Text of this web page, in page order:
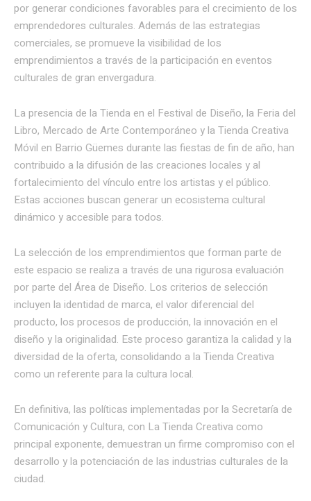
por generar condiciones favorables para el crecimiento de los
emprendedores culturales. Además de las estrategias
comerciales, se promueve la visibilidad de los
emprendimientos a través de la participación en eventos
culturales de gran envergadura.
La presencia de la Tienda en el Festival de Diseño, la Feria del
Libro, Mercado de Arte Contemporáneo y la Tienda Creativa
Móvil en Barrio Güemes durante las fiestas de fin de año, han
contribuido a la difusión de las creaciones locales y al
fortalecimiento del vínculo entre los artistas y el público.
Estas acciones buscan generar un ecosistema cultural
dinámico y accesible para todos.
La selección de los emprendimientos que forman parte de
este espacio se realiza a través de una rigurosa evaluación
por parte del Área de Diseño. Los criterios de selección
incluyen la identidad de marca, el valor diferencial del
producto, los procesos de producción, la innovación en el
diseño y la originalidad. Este proceso garantiza la calidad y la
diversidad de la oferta, consolidando a la Tienda Creativa
como un referente para la cultura local.
En definitiva, las políticas implementadas por la Secretaría de
Comunicación y Cultura, con La Tienda Creativa como
principal exponente, demuestran un firme compromiso con el
desarrollo y la potenciación de las industrias culturales de la
ciudad.